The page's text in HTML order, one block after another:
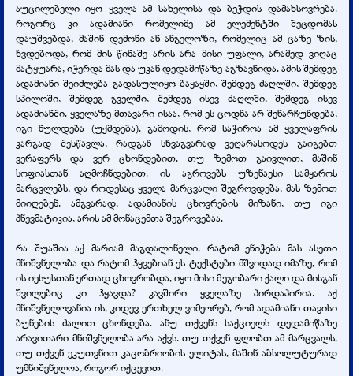
აუცილებელი იყო ყველა ამ სახელისა და ბეჭდის დამახსოვრება.
როგორც კი ადამიანი რომელიმე ამ ელემენტში შეცდომას
დაუშვებდა, მაშინ დემონი ან ანგელოზი, რომელიც ამ ცაზე ზის,
ხვდებოდა, რომ მის წინაშე არის არა მისი უფალი, არამედ ვიღაც
მატყუარა, იჭერდა მას და უკან დედამიწაზე აგზავნიდა. ამის შემდეგ
ადამიანი შეიძლება გადასულიყო ბაყაყში, შემდეგ ძაღლში, შემდეგ
სპილოში, შემდეგ გველში, შემდეგ ისევ ძაღლში, შემდეგ ისევ
ადამიანში. ყველაზე მთავარი ისაა, რომ ეს ცოდნა არ შენარჩუნდება,
იგი ნულდება (უქმდება). გამოდის, რომ საჭიროა ამ ყველაფრის
კარგად შესწავლა, რადგან სხვაგვარად ვეღარასოდეს გაიგებთ
ვერაფერს და ვერ ცხონდებით. თუ ზემოთ გაივლით, მაშინ
სოფიასთან აღმოჩნდებით. ის აგროვებს უზენაესი სამყაროს
მარცვლებს, და როდესაც ყველა მარცვალი შეგროვდება, მას ზემოთ
მიიღებენ. ამგვარად, ადამიანის ცხოვრების მიზანი, თუ იგი
პნევმატიკია, არის ამ მონაცემთა შეგროვებაა.
რა შუაშია აქ მარიამ მაგდალინელი, რატომ ენიჭება მას ასეთი
მნიშვნელობა და რატომ ჰყვებიან ეს ტექსტები მშვიდად იმაზე, რომ
ის იესუსთან ერთად ცხოვრობდა, იყო მისი მეგობარი ქალი და მისგან
შვილებიც კი ჰყავდა? კავშირი ყველაზე პირდაპირია. აქ
მნიშვნელოვანია ის, კიდევ ერთხელ ვიმეორებ, რომ ადამიანი თავისი
ბუნების ძალით ცხონდება. ანუ თქვენს საქციელს დედამიწაზე
არავითარი მნიშვნელობა არა აქვს. თუ თქვენ ფლობთ ამ მარცვალს,
თუ თქვენ ეკუთვნით კაცობრიობის ელიტას, მაშინ აბსოლუტურად
უმნიშვნელოა, როგორ იქცევით.